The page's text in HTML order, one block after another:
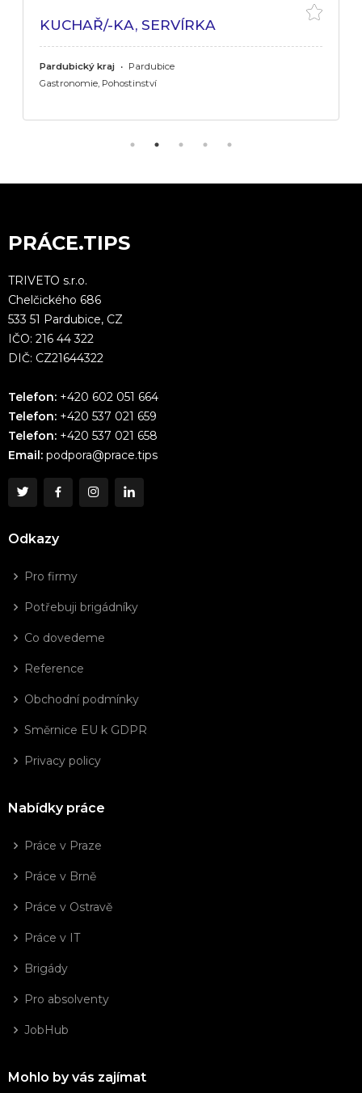
KUCHAŘ/-KA, SERVÍRKA
Pardubický kraj • Pardubice
Gastronomie, Pohostinství
PRÁCE.TIPS
TRIVETO s.r.o.
Chelčického 686
533 51 Pardubice, CZ
IČO: 216 44 322
DIČ: CZ21644322
Telefon: +420 602 051 664
Telefon: +420 537 021 659
Telefon: +420 537 021 658
Email: podpora@prace.tips
Odkazy
Pro firmy
Potřebuji brigádníky
Co dovedeme
Reference
Obchodní podmínky
Směrnice EU k GDPR
Privacy policy
Nabídky práce
Práce v Praze
Práce v Brně
Práce v Ostravě
Práce v IT
Brigády
Pro absolventy
JobHub
Mohlo by vás zajímat